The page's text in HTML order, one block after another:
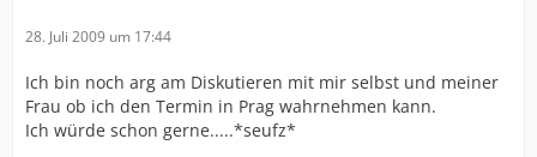
28. Juli 2009 um 17:44
Ich bin noch arg am Diskutieren mit mir selbst und meiner
Frau ob ich den Termin in Prag wahrnehmen kann.
Ich würde schon gerne.....*seufz*